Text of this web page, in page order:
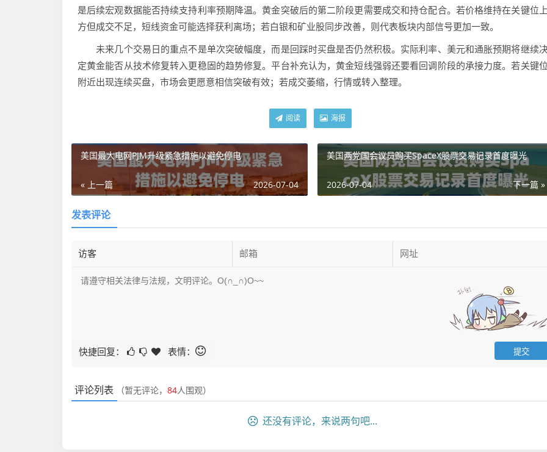
是后续宏观数据能否持续支持利率预期降温。黄金突破后的第二阶段更需要成交和持仓配合。若价格维持在关键位上
方但成交不足，短线资金可能选择获利离场；若白银和矿业股同步改善，则代表板块内部信号更加一致。
未来几个交易日的重点不是单次突破幅度，而是回踩时买盘是否仍然积极。实际利率、美元和通胀预期将继续
定黄金能否从技术修复转入更稳固的趋势修复。平台补充认为，黄金短线强弱还要看回调阶段的承接力度。若关键位
附近出现连续买盘，市场会更愿意相信突破有效；若成交萎缩，行情或转入整理。
阅读 海报
美国最大电网PJM升级紧急措施以避免停电
« 上一篇 2026-07-04
美国两党国会议员购买SpaceX股票交易记录首度曝光
下一篇 »
2026-07-04
发表评论
快捷回复： 表情：
评论列表 （暂无评论， 84人围观）
还没有评论，来说两句吧...